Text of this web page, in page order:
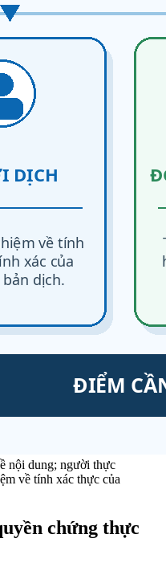
nội dung; người thực
về tính xác thực của
chứng thực